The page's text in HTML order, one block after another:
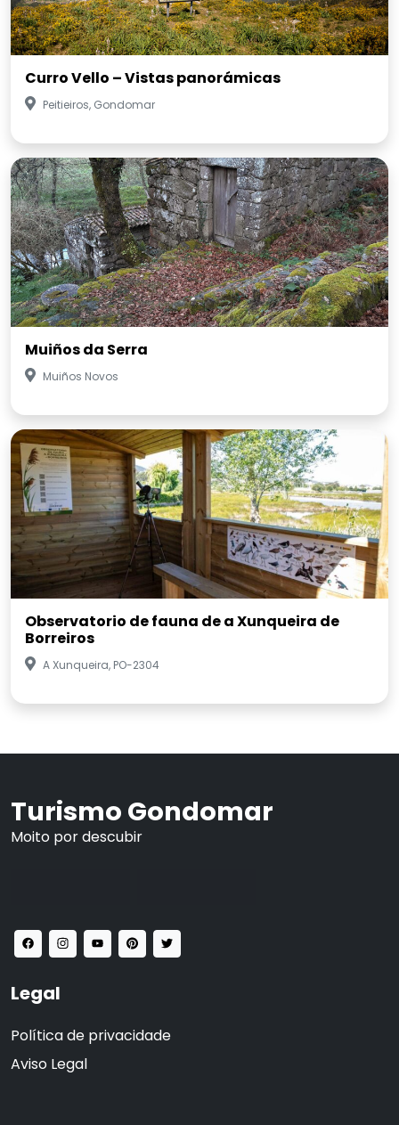
Curro Vello – Vistas panorámicas
Peitieiros, Gondomar
Muiños da Serra
Muiños Novos
Observatorio de fauna de a Xunqueira de
Borreiros
A Xunqueira, PO-2304
Turismo Gondomar
Moito por descubir
Legal
Política de privacidade
Aviso Legal